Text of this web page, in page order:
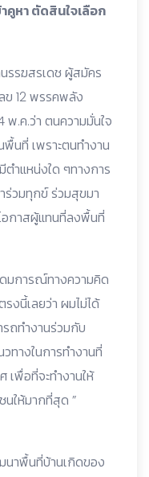
คูหา ตัดสินใจเลือก
รรฆสรเดช ผู้สมัคร
ข 12 พรรคพลัง
พ.ค.ว่า ตนความมั่นใจ
พื้นที่ เพราะตนทำงาน
ตำแหน่งใด ๆทางการ
ร่วมทุกข์ ร่วมสุขมา
อกาสผู้แทนที่ลงพื้นที่
มการณ์ทางความคิด
งนี้เลยว่า ผมไม่ได้
ถทำงานร่วมกับ
ทางในการทำงานที่
เพื่อที่จะทำงานให้
ให้มากที่สุด ”
าพื้นที่บ้านเกิดของ